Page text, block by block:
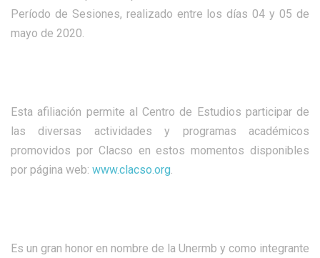
Período de Sesiones, realizado entre los días 04 y 05 de
mayo de 2020.
Esta afiliación permite al Centro de Estudios participar de
las diversas actividades y programas académicos
promovidos por Clacso en estos momentos disponibles
por página web: www.clacso.org.
Es un gran honor en nombre de la Unermb y como integrante